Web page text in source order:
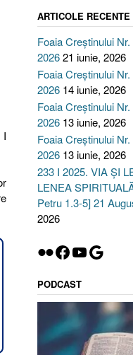
I
ARTICOLE RECENTE
Foaia Creștinului
202621 iunie, 2026
Foaia Creștinului
2026 14 iunie, 2026
Foaia Creștinului
2026 13 iunie, 2026
Foaia Creștinului
2026 13 iunie, 2026
233 I 2025. VIA ȘI
LENEA
Petru 1.3-5] 21
2026
Flickr
Facebook
YouTube
Google
PODCAST